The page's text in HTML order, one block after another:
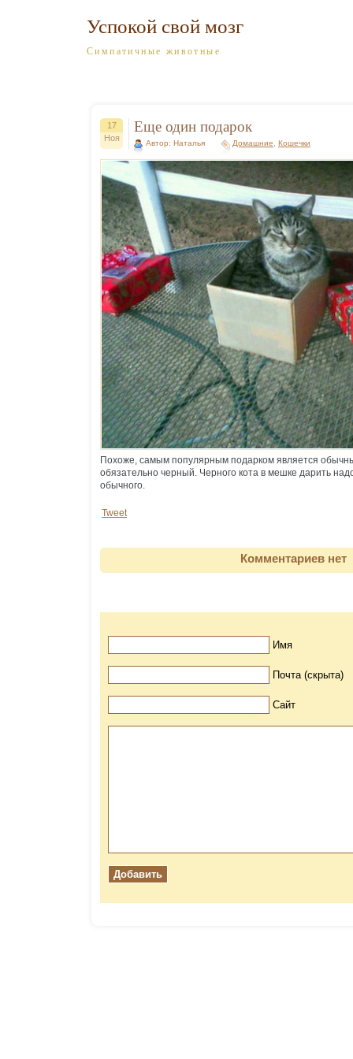
Успокой свой мозг
Симпатичные животные
17
Ноя
Еще один подарок
Автор: Наталья Домашние Кошечки
Похоже, самым популярным подарком является
обязательно черный. Черного кота в мешке дарить
обычного.
Tweet
Комментариев нет
Имя
Почта (скрыта)
Сайт